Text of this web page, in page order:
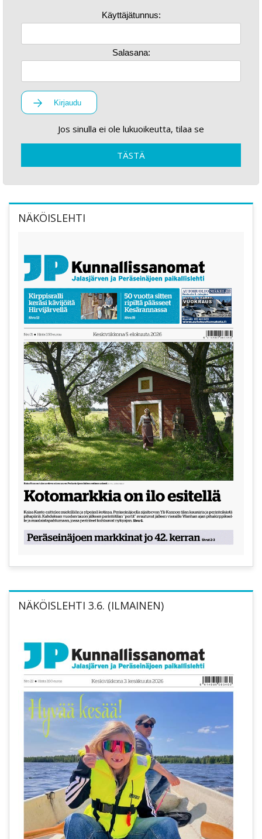
Käyttäjätunnus:
Salasana:
Kirjaudu
Jos sinulla ei ole lukuoikeutta, tilaa se
TÄSTÄ
NÄKÖISLEHTI
NÄKÖISLEHTI 3.6. (ILMAINEN)